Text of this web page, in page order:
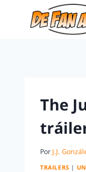
The
Por J.J.
TRAILERS |